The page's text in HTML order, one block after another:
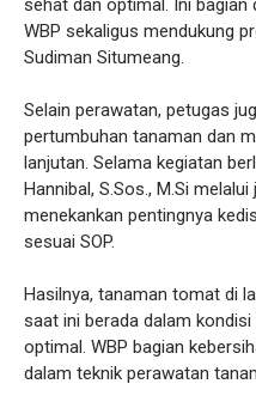
sehat dan optimal. Ini bagian
WBP sekaligus mendukung
Sudiman Situmeang.
Selain perawatan, petugas
pertumbuhan tanaman dan
lanjutan. Selama kegiatan
Hannibal, S.Sos., M.Si
menekankan pentingnya
sesuai SOP.
Hasilnya, tanaman tomat di
saat ini berada dalam
optimal. WBP bagian
dalam teknik perawatan